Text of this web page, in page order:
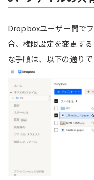
Dropboxユーザー間で
合、権限設定を変更す
な手順は、以下の通りで